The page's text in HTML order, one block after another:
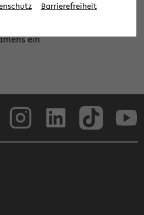
und/oder geben Sie einen
ein
Barrierefreiheit